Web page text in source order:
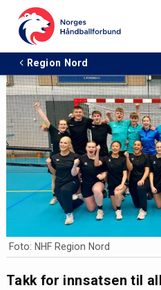
Region Nord
Foto: NHF Region Nord
Takk for innsatsen til